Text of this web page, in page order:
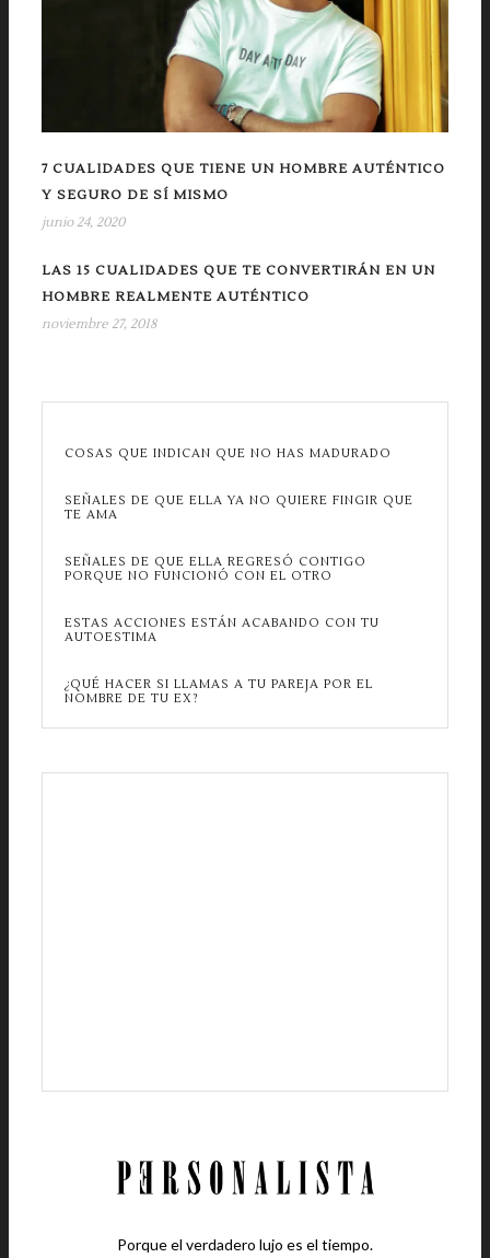
7 CUALIDADES QUE TIENE UN HOMBRE AUTÉNTICO
Y SEGURO DE SÍ MISMO
junio 24, 2020
LAS 15 CUALIDADES QUE TE CONVERTIRÁN EN UN
HOMBRE REALMENTE AUTÉNTICO
noviembre 27, 2018
COSAS QUE INDICAN QUE NO HAS MADURADO
SEÑALES DE QUE ELLA YA NO QUIERE FINGIR QUE
TE AMA
SEÑALES DE QUE ELLA REGRESÓ CONTIGO
PORQUE NO FUNCIONÓ CON EL OTRO
ESTAS ACCIONES ESTÁN ACABANDO CON TU
AUTOESTIMA
¿QUÉ HACER SI LLAMAS A TU PAREJA POR EL
NOMBRE DE TU EX?
Porque el verdadero lujo es el tiempo.